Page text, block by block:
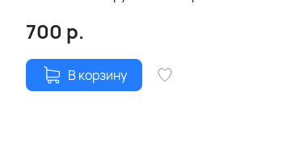
Симаков)
700 р.
В корзину